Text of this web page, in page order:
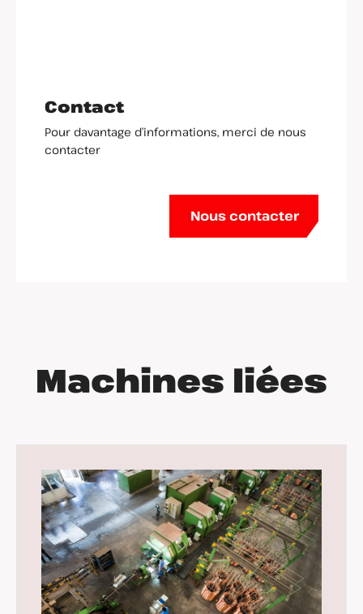
Contact
Pour davantage d’informations, merci de nous
contacter
Nous contacter
Machines liées